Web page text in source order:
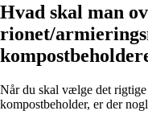
Hvad skal man
rionet/
Når du skal vælge det
kompostbeholder, er der